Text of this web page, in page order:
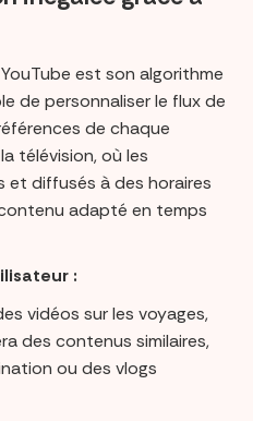
est son algorithme
de personnaliser le flux de
de chaque
télévision, où les
et diffusés à des horaires
adapté en temps
:
vidéos sur les voyages,
des contenus similaires,
ou des vlogs